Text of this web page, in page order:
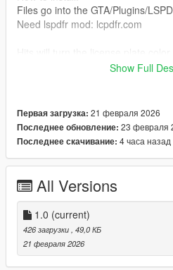
Files go into the GTA/Plugins/
Need lspdfr mod: lcpdfr.com
below. Notifications and
GREEN: Clean vehicles (no hits)
YELLOW: Registration and
ORANGE: Suspended or revoked
RED: Warrants and stolen vehicles
PURPLE: Incarcerated owners
Show Full
Первая загрузка: 21 февраля 2026
Последнее обновление: 23 февраля
Последнее скачивание: 4 часа назад
All Versions
1.0 (current)
426 загрузки, 49,0 КБ
21 февраля 2026